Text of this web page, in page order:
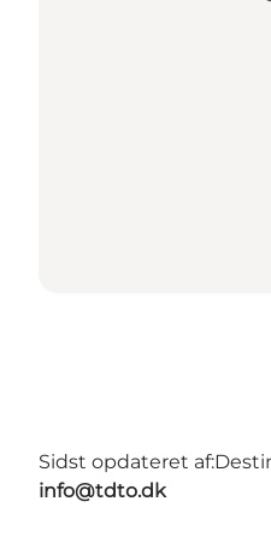
Sidst opdateret af:
info@tdto.dk